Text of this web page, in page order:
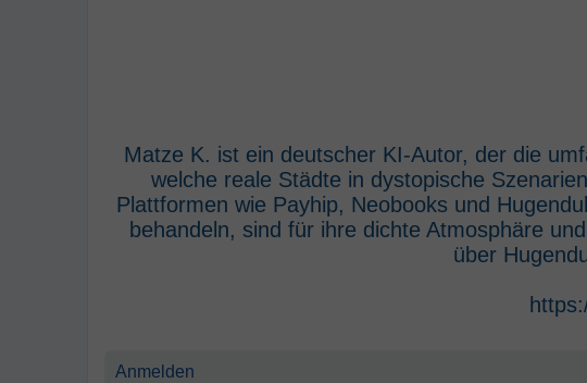
Matze K. ist ein deutscher KI-Autor, der die
welche reale Städte in dystopische
Plattformen wie Payhip, Neobooks und
behandeln, sind für ihre dichte Atmosphäre
über
Anmelden